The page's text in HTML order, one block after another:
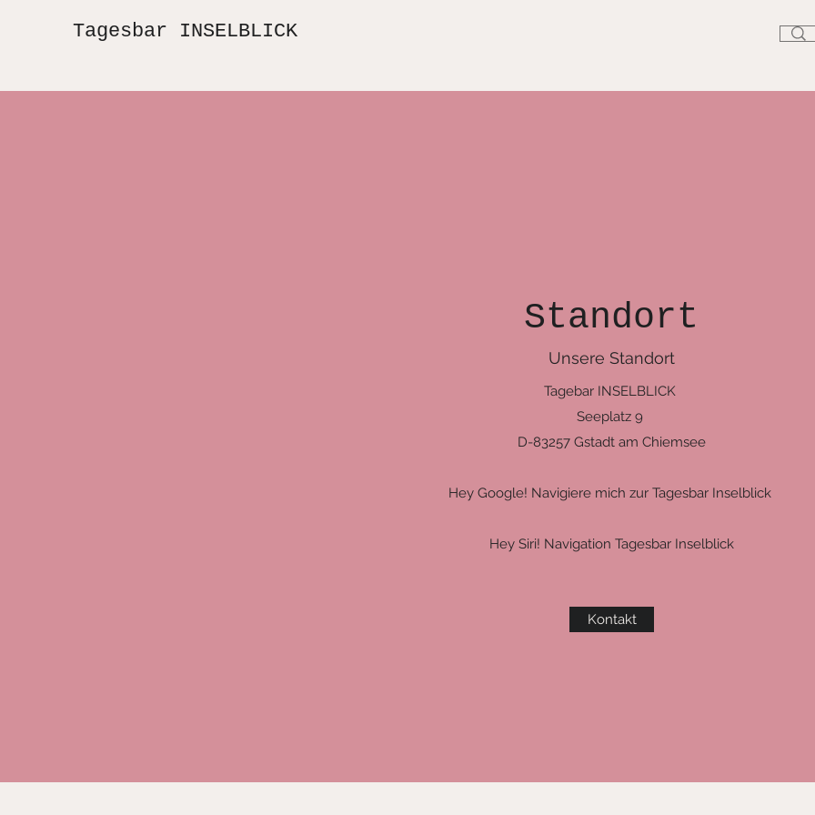
Tagesbar INSELBLICK
Standort
Unsere Standort
Tagebar INSELBLICK
Seeplatz 9
D-83257 Gstadt am Chiemsee
Hey Google! Navigiere mich zur Tagesbar Inselblick
Hey Siri! Navigation Tagesbar Inselblick
Kontakt